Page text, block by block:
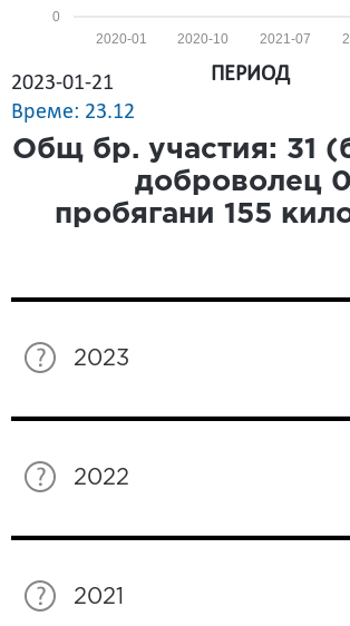
0
2021-07
2020-10
2020-01
2023-01-21
Време: 23.12
ПЕРИОД
Общ бр. участия: 31
доброволец 0
пробягани 155
2023
2022
2021